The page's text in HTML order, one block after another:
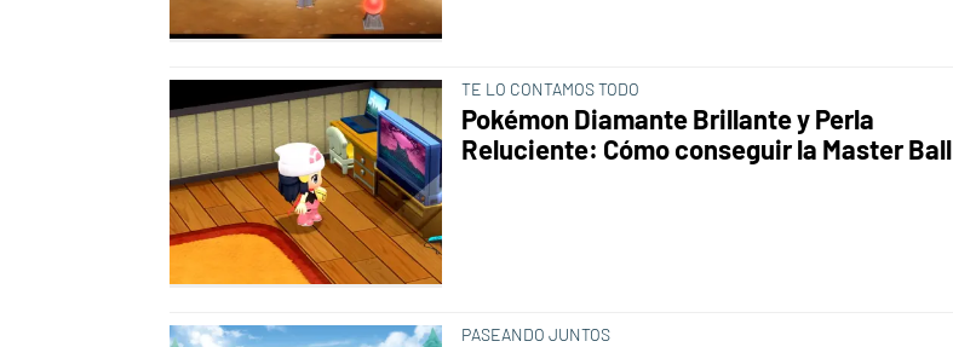
TE LO CONTAMOS TODO
Pokémon Diamante Brillante y Perla
Reluciente: Cómo conseguir la Master Ball
PASEANDO JUNTOS